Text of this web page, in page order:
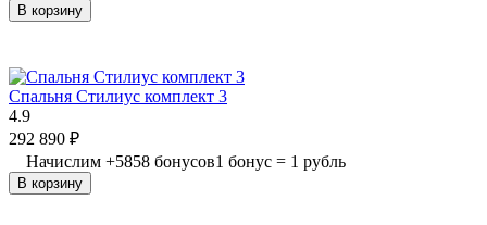
В корзину
Спальня Стилиус комплект 3
4.9
292 890 ₽
Начислим +5858 бонусов1 бонус = 1 рубль
В корзину